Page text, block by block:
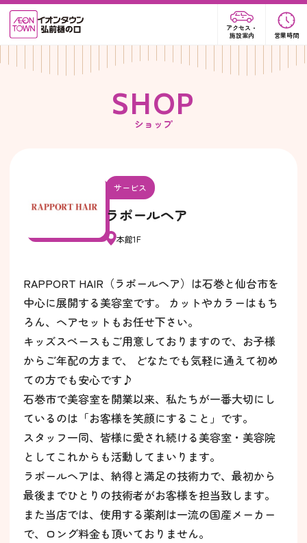
アクセス・
施設案内
営業時間
SHOP
ショップ
サービス
ラポールヘア
本館1F
RAPPORT HAIR（ラポールヘア）は石巻と仙台市を
中心に展開する美容室です。 カットやカラーはもち
ろん、ヘアセットもお任せ下さい。
キッズスペースもご用意しておりますので、お子様
からご年配の方まで、 どなたでも気軽に通えて初め
ての方でも安心です♪
石巻市で美容室を開業以来、私たちが一番大切にし
ているのは「お客様を笑顔にすること」です。
スタッフ一同、皆様に愛され続ける美容室・美容院
としてこれからも活動してまいります。
ラポールヘアは、納得と満足の技術力で、最初から
最後までひとりの技術者がお客様を担当致します。
また当店では、使用する薬剤は一流の国産メーカー
で、ロング料金も頂いておりません。